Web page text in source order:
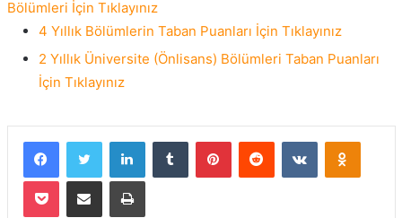
Bölümleri İçin Tıklayınız
4 Yıllık Bölümlerin Taban Puanları İçin Tıklayınız
2 Yıllık Üniversite (Önlisans) Bölümleri Taban Puanları
İçin Tıklayınız
FacebookTwitter LinkedInTumblr PinterestReddit VKontakte
Pocket E-Posta ile paylaş Yazdır